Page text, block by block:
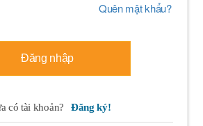
Quên mật khẩu?
Đăng nhập
có tài khoản? Đăng ký!